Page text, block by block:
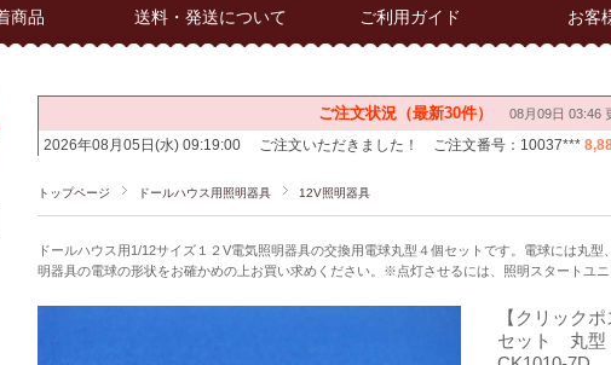
商品 送料・発送について ご利用ガイド お客
トップページ ドールハウス用照明器具 12V照明器具
ドールハウス用1/12サイズ１２V電気照明器具の交換用電球丸型４個セットです。電球には丸
明器具の電球の形状をお確かめの上お買い求めください。※点灯させるには、照明スタートユ
【クリック
セット 丸型